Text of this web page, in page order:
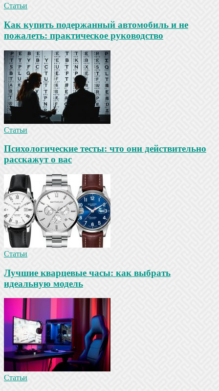
Статьи
Как купить подержанный автомобиль и не
пожалеть: практическое руководство
Статьи
Психологические тесты: что они действительно
расскажут о вас
Статьи
Лучшие кварцевые часы: как выбрать
идеальную модель
Статьи